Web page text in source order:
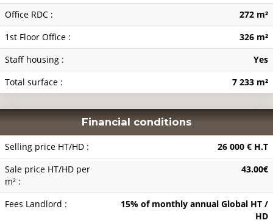
Office RDC :
272 m²
1st Floor Office :
326 m²
Staff housing :
Yes
Total surface :
7 233 m²
Financial conditions
Selling price HT/HD :
26 000 € H.T
Sale price HT/HD per
m² :
43.00€
Fees Landlord :
15% of monthly annual Global HT /
HD